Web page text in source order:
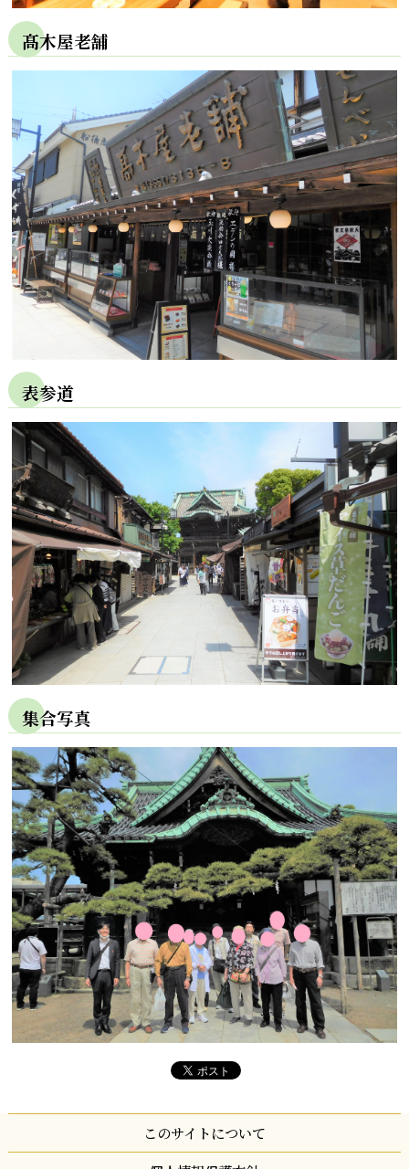
髙木屋老舗
表参道
集合写真
このサイトについて